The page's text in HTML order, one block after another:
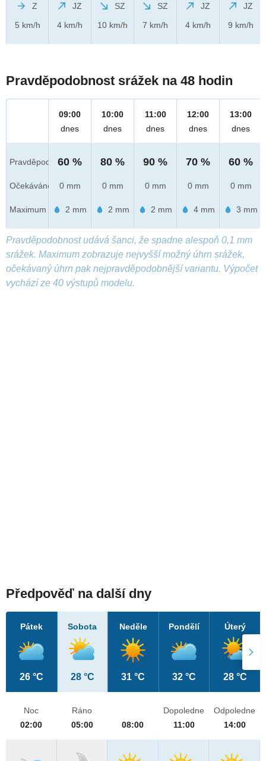
Z
5 km/h
JZ
4 km/h
SZ
10 km/h
SZ
7 km/h
JZ
4 km/h
JZ
9 km/h
Pravděpodobnost srážek na 48 hodin
Pravděpod.
Očekáváno
Maximum
09:00
dnes
60 %
0 mm
2 mm
10:00
dnes
80 %
0 mm
2 mm
11:00
dnes
90 %
0 mm
2 mm
12:00
dnes
70 %
0 mm
4 mm
13:00
dnes
60 %
0 mm
3 mm
Pravděpodobnost udává šanci, že spadne alespoň 0,1 mm
srážek. Maximum zobrazuje nejvyšší možný úhrn srážek,
očekávaný úhrn pak nejpravděpodobnější variantu. Výpočet
vychází ze 40 výstupů modelu.
Předpověď na další dny
Pátek
26 °C
Sobota
28 °C
Neděle
31 °C
Pondělí
32 °C
Úterý
28 °C
Noc
02:00
Ráno
05:00
08:00
Dopoledne
11:00
Odpoledne
14:00